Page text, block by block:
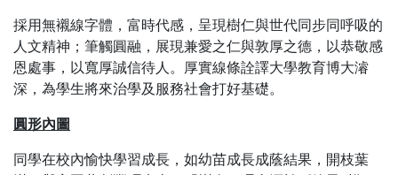
採用無襯線字體，富時代感，呈現樹仁與世代同步同呼吸的
人文精神；筆觸圓融，展現兼愛之仁與敦厚之德，以恭敬感
恩處事，以寬厚誠信待人。厚實線條詮譯大學教育博大濬
深，為學生將來治學及服務社會打好基礎。
圓形內圖
同學在校內愉快學習成長，如幼苗成長成蔭結果，開枝葉